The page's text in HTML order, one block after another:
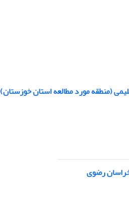
(منطقه مورد مطالعه استان خوزستان)
خراسان رضوی